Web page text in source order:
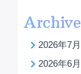
Archive
2026年7月
2026年6月